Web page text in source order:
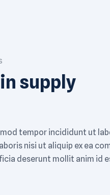
supply
tempor incididunt ut
nisi ut aliquip ex ea
deserunt mollit anim id